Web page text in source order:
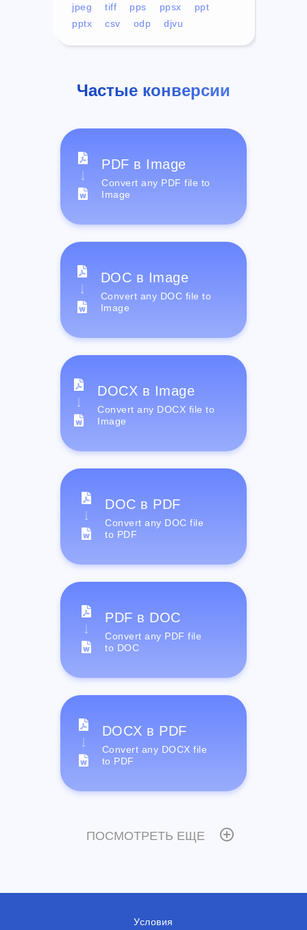
jpeg
tiff pps ppsx
ppt
pptx
csv odp djvu
Частые конверсии
PDF в Image
Convert any PDF file to
Image
DOC в Image
Convert any DOC file to
Image
DOCX в Image
Convert any DOCX file to
Image
DOC в PDF
Convert any DOC file
to PDF
PDF в DOC
Convert any PDF file
to DOC
DOCX в PDF
Convert any DOCX file
to PDF
ПОСМОТРЕТЬ ЕЩЕ
Условия